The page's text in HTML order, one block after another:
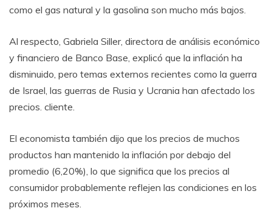
como el gas natural y la gasolina son mucho más bajos.
Al respecto, Gabriela Siller, directora de análisis económico
y financiero de Banco Base, explicó que la inflación ha
disminuido, pero temas externos recientes como la guerra
de Israel, las guerras de Rusia y Ucrania han afectado los
precios. cliente.
El economista también dijo que los precios de muchos
productos han mantenido la inflación por debajo del
promedio (6,20%), lo que significa que los precios al
consumidor probablemente reflejen las condiciones en los
próximos meses.